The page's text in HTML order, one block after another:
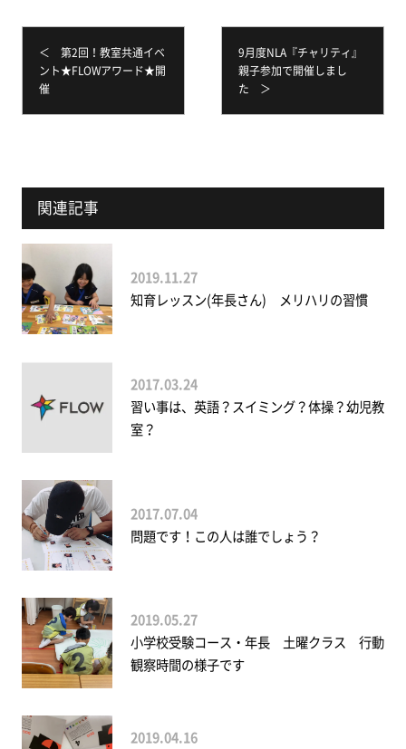
＜ 第2回！教室共通イベ
ント★FLOWアワード★開
催
9月度NLA『チャリティ』
親子参加で開催しまし
た ＞
関連記事
2019.11.27
知育レッスン(年長さん) メリハリの習慣
2017.03.24
習い事は、英語？スイミング？体操？幼児教
室？
2017.07.04
問題です！この人は誰でしょう？
2019.05.27
小学校受験コース・年長 土曜クラス 行動
観察時間の様子です
2019.04.16